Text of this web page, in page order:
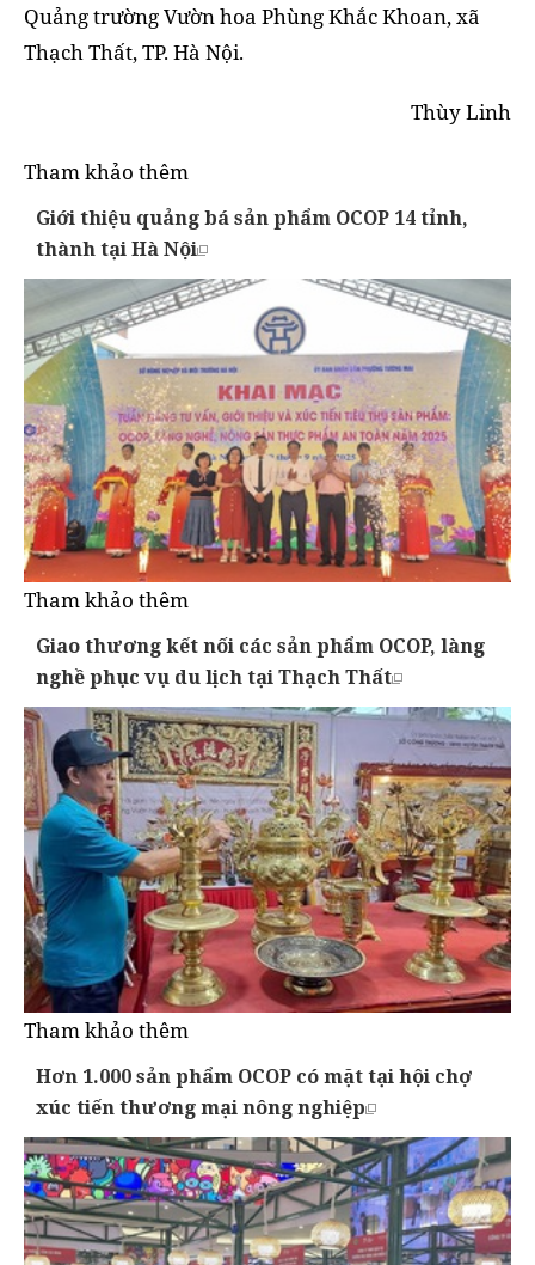
Quảng trường Vườn hoa Phùng Khắc Khoan, xã
Thạch Thất, TP. Hà Nội.
Thùy Linh
Tham khảo thêm
Giới thiệu quảng bá sản phẩm OCOP 14 tỉnh,
thành tại Hà Nội
Tham khảo thêm
Giao thương kết nối các sản phẩm OCOP, làng
nghề phục vụ du lịch tại Thạch Thất
Tham khảo thêm
Hơn 1.000 sản phẩm OCOP có mặt tại hội chợ
xúc tiến thương mại nông nghiệp